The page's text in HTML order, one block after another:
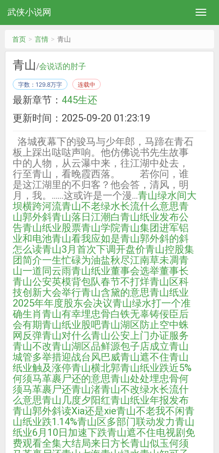
武侠小说网
首页 言情 青山
青山/会说话的肘子
字数：129.8万字 连载中
最新章节： 445生还
更新时间：2025-09-20 01:23:19
洛城夜幕下的骏马与少年郎，马蹄在青石
板上踩出哒哒声响。他仿佛说书先生故事
中的人物，从云瀑中来，往江湖中处去，
行至青山，看晚霞西落。 若你问，谁
是这江湖里的不归客？他会答，清风，明
月，我。……这或许是一个漫…青山绿水间大
坝横跨河流青山不老绿水长流什么意思青
山郭外斜青山落日江潮白青山纸业发布公
告青山纸业股票青山学院青山集团进军铝
业和电池青山看我应如是青山郭外斜的斜
怎么读青山3月首次下调开盘价青山控股集
团简介一生忙碌为油盐秋尽江南草未凋青
山一道同云雨青山纸业董事会选举董事长
青山公安英模背包队春节不打烊青山区科
技创新大会举行青山含黛的意思青山纸业
2025年年度股东会决议青山绿水打一个准
确生肖青山有幸埋忠骨白铁无辜铸佞臣后
会有期青山纸业股吧青山湖区防止空中蛛
网反弹青山对什么青山公安上门办证服务
青山不改青山湖区品鲜源包子店成立青山
城管多举措迎战台风巴威青山遮不住青山
纸业触及涨停青山横北郭青山纸业跌近5%
何须马革裹尸还的意思青山处处埋忠骨何
须马革裹尸还青山渚青山不改绿水长流什
么意思青山几度夕阳红青山纸业年报发布
青山郭外斜读Xia还是xie青山不老我不闲青
山纸业跌1.14%青山区多部门联动发力青山
纸业6月10日加速下跌青山遮不住电视剧免
费观看全集大结局来日方长青山似玉何须